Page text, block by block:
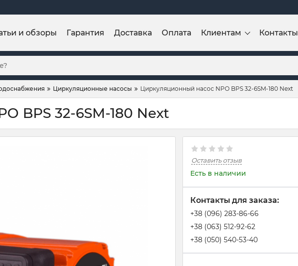
и обзоры Гарантия Доставка Оплата Клиентам Контакты
Циркуляционные насосы Циркуляционный насос NPO BPS 32-6SM-180 Next
BPS 32-6SM-180 Next
Оставить отзыв
Есть в наличии
Контакты для заказа:
+38 (096) 283-86-66
+38 (063) 512-92-62
+38 (050) 540-53-40